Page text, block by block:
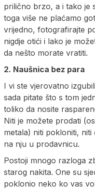
prilično brzo, a i tako je
toga više ne plaćamo
vrijedno, fotografirajte
nigdje otići i lako je
da nešto morate vratiti.
2. Naušnica bez para
I vi ste vjerovatno
sada pitate što s tom
toliko da nosite
Niti je možete prodati
metala) niti pokloniti,
na nju u prodavnicu.
Postoji mnogo razloga
starog nakita. One su
poklonio neko ko vas